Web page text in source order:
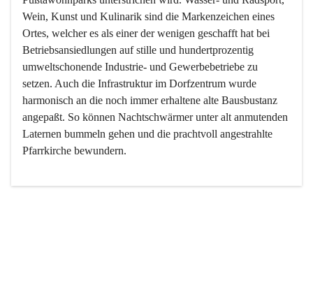
Wein, Kunst und Kulinarik sind die Markenzeichen eines
Ortes, welcher es als einer der wenigen geschafft hat bei
Betriebsansiedlungen auf stille und hundertprozentig
umweltschonende Industrie- und Gewerbebetriebe zu
setzen. Auch die Infrastruktur im Dorfzentrum wurde
harmonisch an die noch immer erhaltene alte Bausbustanz
angepaßt. So können Nachtschwärmer unter alt anmutenden
Laternen bummeln gehen und die prachtvoll angestrahlte
Pfarrkirche bewundern.
Der Weinbau dominert heute nicht mehr, ist aber integrativer